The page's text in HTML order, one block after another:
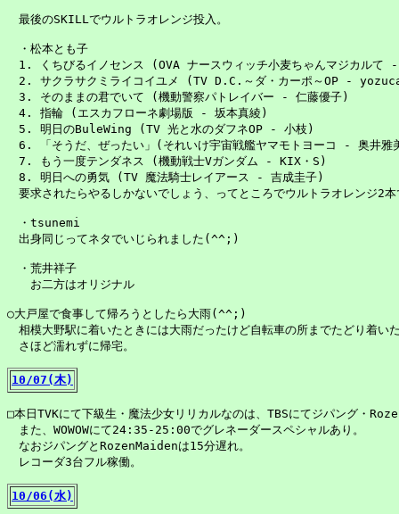
最後のSKILLでウルトラオレンジ投入。
・松本とも子
1. くちびるイノセンス (OVA ナースウィッチ小麦ちゃんマジカルて
2. サクラサクミライコイユメ (TV D.C.～ダ・カーポ～OP -
3. そのままの君でいて (機動警察パトレイバー - 仁藤優子)
4. 指輪 (エスカフローネ劇場版 - 坂本真綾)
5. 明日のBuleWing (TV 光と水のダフネOP - 小枝)
6. 「そうだ、ぜったい」(それいけ宇宙戦艦ヤマモトヨーコ - 奥井雅
7. もう一度テンダネス (機動戦士Vガンダム - KIX・S)
8. 明日への勇気 (TV 魔法騎士レイアース - 吉成圭子)
要求されたらやるしかないでしょう、ってところでウルトラオレンジ2
・tsunemi
出身同じってネタでいじられました(^^;)
・荒井祥子
お二方はオリジナル
○大戸屋で食事して帰ろうとしたら大雨(^^;)
相模大野駅に着いたときには大雨だったけど自転車の所までたどり着い
さほど濡れずに帰宅。
10/07(木)
□本日TVKにて下級生・魔法少女リリカルなのは、TBSにてジパング・
また、WOWOWにて24:35-25:00でグレネーダースペシャルあり。
なおジパングとRozenMaidenは15分遅れ。
レコーダ3台フル稼働。
10/06(水)